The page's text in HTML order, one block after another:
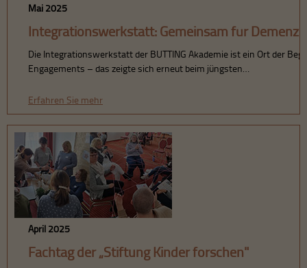
Mai 2025
Integrationswerkstatt: Gemeinsam für
Die Integrationswerkstatt der BUTTING Akademie ist ein Ort der
Engagements – das zeigte sich erneut beim jüngsten…
Erfahren Sie mehr
April 2025
Fachtag der „Stiftung Kinder forschen"